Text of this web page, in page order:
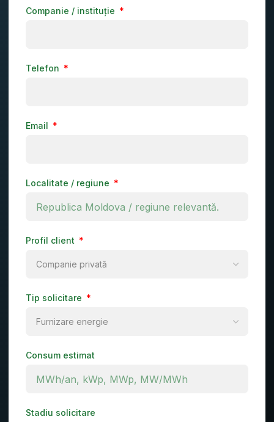
Companie / instituție
Telefon
Email
Localitate / regiune
Profil client
Tip solicitare
Consum estimat
Stadiu solicitare